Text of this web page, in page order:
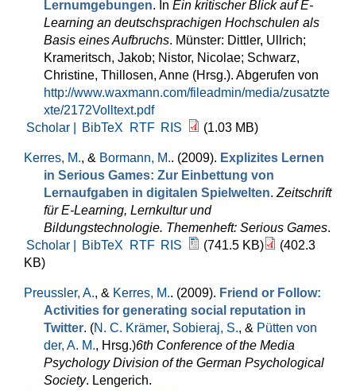
Lernumgebungen. In Ein kritischer Blick auf E-
Learning an deutschsprachigen Hochschulen als
Basis eines Aufbruchs. Münster: Dittler, Ullrich;
Krameritsch, Jakob; Nistor, Nicolae; Schwarz,
Christine, Thillosen, Anne (Hrsg.). Abgerufen von
http://www.waxmann.com/fileadmin/media/zusatzte
xte/2172Volltext.pdf
Scholar |
BibTeX RTF RIS (1.03 MB)
Kerres, M., & Bormann, M.. (2009). Explizites Lernen
in Serious Games: Zur Einbettung von
Lernaufgaben in digitalen Spielwelten. Zeitschrift
für E-Learning, Lernkultur und
Bildungstechnologie. Themenheft: Serious Games.
Scholar |
BibTeX RTF RIS (741.5 KB)
(402.3
KB)
Preussler, A., & Kerres, M.. (2009). Friend or Follow:
Activities for generating social reputation in
Twitter. (N. C. Krämer, Sobieraj, S., & Pütten von
der, A. M., Hrsg.)6th Conference of the Media
Psychology Division of the German Psychological
Society. Lengerich.